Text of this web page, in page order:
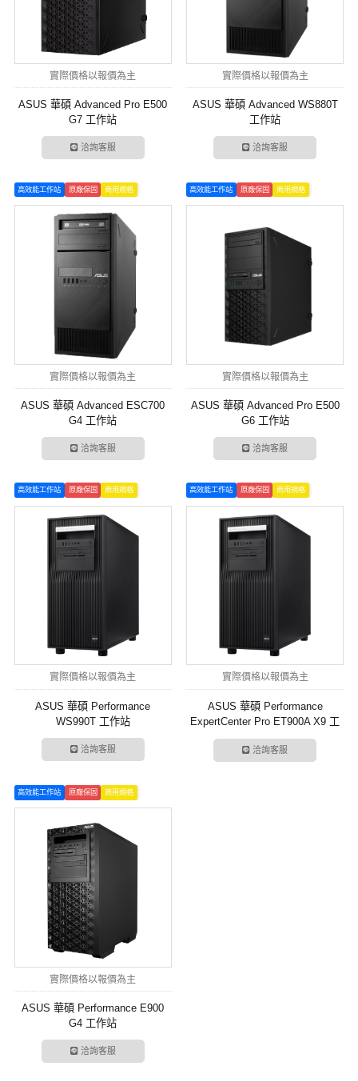
實際價格以報價為主
ASUS 華碩 Advanced Pro E500
G7 工作站
洽詢客服
實際價格以報價為主
ASUS 華碩 Advanced WS880T
工作站
洽詢客服
高效能工作站 原廠保固 商用規格
實際價格以報價為主
ASUS 華碩 Advanced ESC700
G4 工作站
洽詢客服
高效能工作站 原廠保固 商用規格
實際價格以報價為主
ASUS 華碩 Advanced Pro E500
G6 工作站
洽詢客服
高效能工作站 原廠保固 商用規格
實際價格以報價為主
ASUS 華碩 Performance
WS990T 工作站
洽詢客服
高效能工作站 原廠保固 商用規格
實際價格以報價為主
ASUS 華碩 Performance
ExpertCenter Pro ET900A X9 工
作站
洽詢客服
高效能工作站 原廠保固 商用規格
實際價格以報價為主
ASUS 華碩 Performance E900
G4 工作站
洽詢客服